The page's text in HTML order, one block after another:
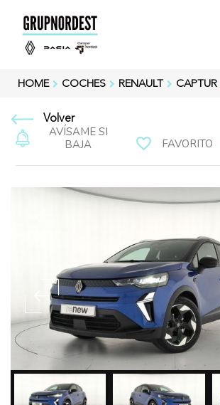
HOME COCHES RENAULT CAPTUR
Volver
AVÍSAME SI
BAJA
FAVORITO